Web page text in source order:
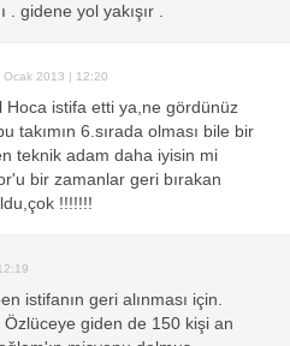
gidene yol yakışır .
Ocak 2013 | 12:20
Hoca istifa etti ya,ne gördünüz
takımın 6.sırada olması bile bir
teknik adam daha iyisin mi
bir zamanlar geri bırakan
!!!!!!!
istifanın geri alınması için.
Özlüceye giden de 150 kişi an